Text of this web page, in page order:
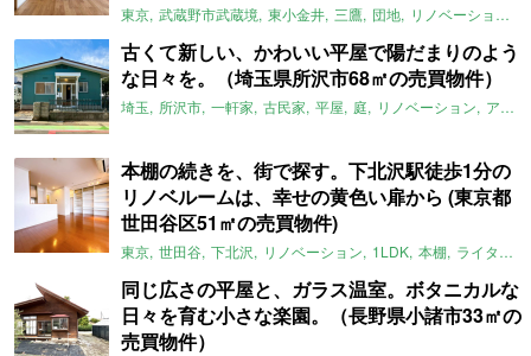
東京 武蔵野市武蔵境 東小金井 三鷹 団地 リノベーション
古くて新しい、かわいい平屋で陽だまりのよう
な日々を。（埼玉県所沢市68㎡の売買物件）
埼玉 所沢市 一軒家 古民家 平屋 庭 リノベーション アメリカンハウス
本棚の続きを、街で探す。下北沢駅徒歩1分の
リノベルームは、幸せの黄色い扉から (東京都
世田谷区51㎡の売買物件)
東京 世田谷 下北沢 リノベーション 1LDK 本棚 ライター：ほしりょうこ
同じ広さの平屋と、ガラス温室。ボタニカルな
日々を育む小さな楽園。（長野県小諸市33㎡の
売買物件）